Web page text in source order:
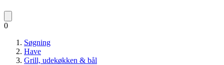
0
Søgning
Have
Grill, udekøkken & bål